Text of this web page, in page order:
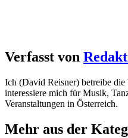
Verfasst von
Ich (David Reisner) betreibe die
interessiere mich für Musik,
Veranstaltungen in Österreich.
Mehr aus der